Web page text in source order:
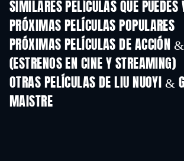
SIMILARES PELÍCULAS QUE PUEDES
PRÓXIMAS PELÍCULAS POPULARES
PRÓXIMAS PELÍCULAS DE ACCIÓN
(ESTRENOS EN CINE Y STREAMING)
OTRAS PELÍCULAS DE LIU NUOYI &
MAISTRE